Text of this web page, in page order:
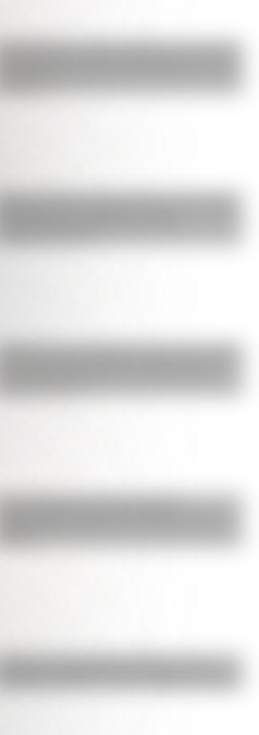
San Martín y Simón Bolívar: así fue
Buenos Aires al principio del siglo
¿Sabías que Argentina tuvo la torre
Una infografía descargable
¿Cómo era Buenos Aires en la
Década Infame?: las mejores fotos